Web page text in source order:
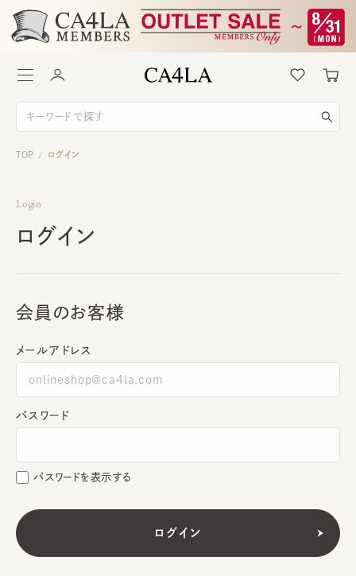
TOP / ログイン
Login
ログイン
会員のお客様
メールアドレス
パスワード
パスワードを表示する